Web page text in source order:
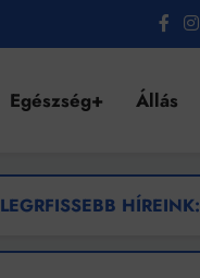
Egészség+ Állás
LEGRFISSEBB HÍREINK: